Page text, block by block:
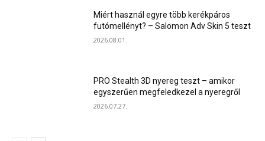
Miért használ egyre több kerékpáros
futómellényt? – Salomon Adv Skin 5 teszt
2026.08.01.
PRO Stealth 3D nyereg teszt – amikor
egyszerűen megfeledkezel a nyeregről
2026.07.27.